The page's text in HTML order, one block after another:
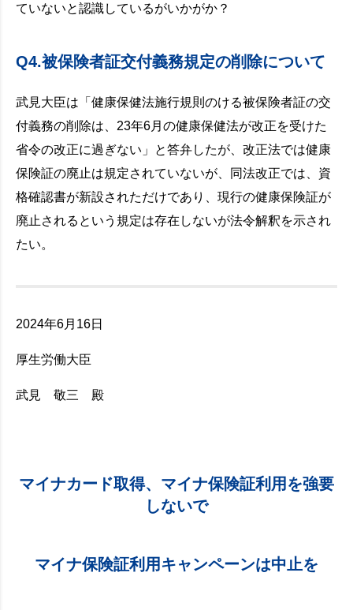
ていないと認識しているがいかがか？
Q4.被保険者証交付義務規定の削除について
武見大臣は「健康保健法施行規則のける被保険者証の交
付義務の削除は、23年6月の健康保健法が改正を受けた
省令の改正に過ぎない」と答弁したが、改正法では健康
保険証の廃止は規定されていないが、同法改正では、資
格確認書が新設されただけであり、現行の健康保険証が
廃止されるという規定は存在しないが法令解釈を示され
たい。
2024年6月16日
厚生労働大臣
武見 敬三 殿
マイナカード取得、マイナ保険証利用を強要
しないで
マイナ保険証利用キャンペーンは中止を